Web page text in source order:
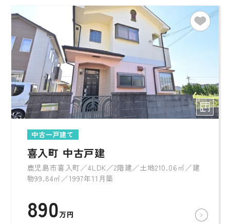
中古一戸建て
喜入町 中古戸建
鹿児島市喜入町／4LDK／2階建／土地210.06㎡／建
物99.84㎡／1997年11月築
890万円